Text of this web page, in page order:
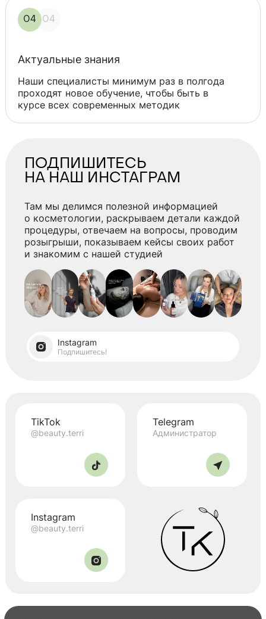
04 04
Актуальные знания
Наши специалисты минимум раз в полгода
проходят новое обучение, чтобы быть в
курсе всех современных методик
ПОДПИШИТЕСЬ
НА НАШ ИНСТАГРАМ
Там мы делимся полезной информацией
о косметологии, раскрываем детали каждой
процедуры, отвечаем на вопросы, проводим
розыгрыши, показываем кейсы своих работ
и знакомим с нашей студией
Instagram
Подпишитесь!
TikTok
@beauty.terri
Telegram
Администратор
Instagram
@beauty.terri